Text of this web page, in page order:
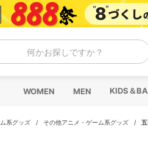
何かお探しですか？
WOMEN MEN KIDS＆
系グッズ / その他アニメ・ゲーム系グッズ /